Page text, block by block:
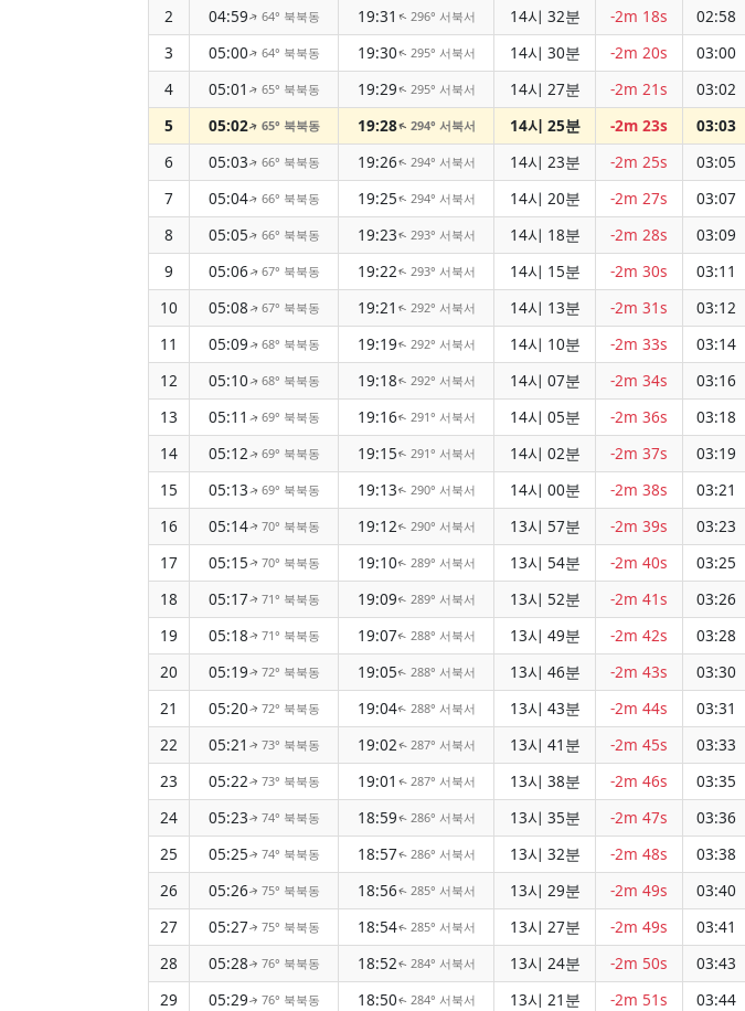
2
04:59↑ 64° 북북동 19:31 ↑ 296° 서북서 14시 32분 -2m 18s 02:58
3
05:00↑ 64° 북북동 19:30↑ 295° 서북서 14시 30분 -2m 20s 03:00
4
05:01 ↑ 65° 북북동 19:29↑ 295° 서북서 14시 27분 -2m 21s 03:02
5
05:02↑ 65° 북북동 19:28↑ 294° 서북서 14시 25분 -2m 23s 03:03
6
05:03↑ 66° 북북동 19:26↑ 294° 서북서 14시 23분 -2m 25s 03:05
7
05:04↑ 66° 북북동 19:25↑ 294° 서북서 14시 20분 -2m 27s 03:07
8
05:05↑ 66° 북북동 19:23↑ 293° 서북서 14시 18분 -2m 28s 03:09
9
05:06↑ 67° 북북동 19:22↑ 293° 서북서 14시 15분 -2m 30s 03:11
10
05:08↑ 67° 북북동 19:21 ↑ 292° 서북서 14시 13분 -2m 31s 03:12
11
05:09↑ 68° 북북동 19:19↑ 292° 서북서 14시 10분 -2m 33s 03:14
12
05:10↑ 68° 북북동 19:18↑ 292° 서북서 14시 07분 -2m 34s 03:16
13
05:11 ↑ 69° 북북동 19:16↑ 291° 서북서 14시 05분 -2m 36s 03:18
14
05:12↑ 69° 북북동 19:15↑ 291° 서북서 14시 02분 -2m 37s 03:19
15
05:13↑ 69° 북북동 19:13↑ 290° 서북서 14시 00분 -2m 38s 03:21
16
05:14↑ 70° 북북동 19:12↑ 290° 서북서 13시 57분 -2m 39s 03:23
17
05:15↑ 70° 북북동 19:10↑ 289° 서북서 13시 54분 -2m 40s 03:25
18
05:17↑ 71° 북북동 19:09↑ 289° 서북서 13시 52분 -2m 41s 03:26
19
05:18↑ 71° 북북동 19:07↑ 288° 서북서 13시 49분 -2m 42s 03:28
20
05:19↑ 72° 북북동 19:05↑ 288° 서북서 13시 46분 -2m 43s 03:30
21
05:20↑ 72° 북북동 19:04↑ 288° 서북서 13시 43분 -2m 44s 03:31
22
05:21 ↑ 73° 북북동 19:02↑ 287° 서북서 13시 41분 -2m 45s 03:33
23
05:22↑ 73° 북북동 19:01 ↑ 287° 서북서 13시 38분 -2m 46s 03:35
24
05:23↑ 74° 북북동 18:59↑ 286° 서북서 13시 35분 -2m 47s 03:36
25
05:25↑ 74° 북북동 18:57↑ 286° 서북서 13시 32분 -2m 48s 03:38
26
05:26↑ 75° 북북동 18:56↑ 285° 서북서 13시 29분 -2m 49s 03:40
27
05:27↑ 75° 북북동 18:54↑ 285° 서북서 13시 27분 -2m 49s 03:41
28
05:28↑ 76° 북북동 18:52↑ 284° 서북서 13시 24분 -2m 50s 03:43
29
05:29↑ 76° 북북동 18:50↑ 284° 서북서 13시 21분 -2m 51s 03:44